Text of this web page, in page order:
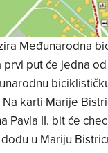
Međunarodna
put će jedna
karti Marije
Pavla II. bit će
u Mariju